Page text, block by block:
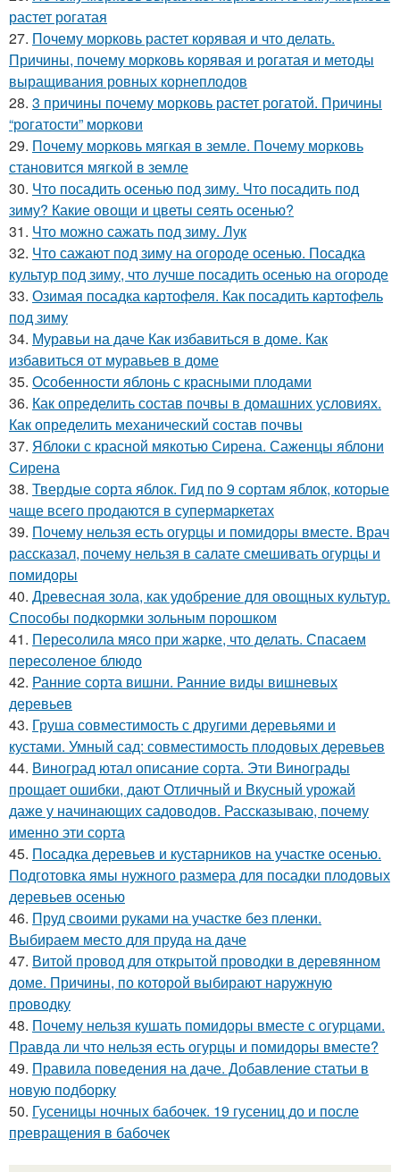
растет рогатая
27. Почему морковь растет корявая и что делать.
Причины, почему морковь корявая и рогатая и методы
выращивания ровных корнеплодов
28. 3 причины почему морковь растет рогатой. Причины
“рогатости” моркови
29. Почему морковь мягкая в земле. Почему морковь
становится мягкой в земле
30. Что посадить осенью под зиму. Что посадить под
зиму? Какие овощи и цветы сеять осенью?
31. Что можно сажать под зиму. Лук
32. Что сажают под зиму на огороде осенью. Посадка
культур под зиму, что лучше посадить осенью на огороде
33. Озимая посадка картофеля. Как посадить картофель
под зиму
34. Муравьи на даче Как избавиться в доме. Как
избавиться от муравьев в доме
35. Особенности яблонь с красными плодами
36. Как определить состав почвы в домашних условиях.
Как определить механический состав почвы
37. Яблоки с красной мякотью Сирена. Саженцы яблони
Сирена
38. Твердые сорта яблок. Гид по 9 сортам яблок, которые
чаще всего продаются в супермаркетах
39. Почему нельзя есть огурцы и помидоры вместе. Врач
рассказал, почему нельзя в салате смешивать огурцы и
помидоры
40. Древесная зола, как удобрение для овощных культур.
Способы подкормки зольным порошком
41. Пересолила мясо при жарке, что делать. Спасаем
пересоленое блюдо
42. Ранние сорта вишни. Ранние виды вишневых
деревьев
43. Груша совместимость с другими деревьями и
кустами. Умный сад: совместимость плодовых деревьев
44. Виноград ютал описание сорта. Эти Винограды
прощает ошибки, дают Отличный и Вкусный урожай
даже у начинающих садоводов. Рассказываю, почему
именно эти сорта
45. Посадка деревьев и кустарников на участке осенью.
Подготовка ямы нужного размера для посадки плодовых
деревьев осенью
46. Пруд своими руками на участке без пленки.
Выбираем место для пруда на даче
47. Витой провод для открытой проводки в деревянном
доме. Причины, по которой выбирают наружную
проводку
48. Почему нельзя кушать помидоры вместе с огурцами.
Правда ли что нельзя есть огурцы и помидоры вместе?
49. Правила поведения на даче. Добавление статьи в
новую подборку
50. Гусеницы ночных бабочек. 19 гусениц до и после
превращения в бабочек